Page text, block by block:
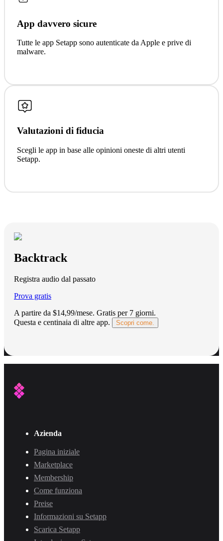
App davvero sicure
Tutte le app Setapp sono autenticate da Apple e prive di
malware.
Valutazioni di fiducia
Scegli le app in base alle opinioni oneste di altri utenti
Setapp.
Backtrack
Registra audio dal passato
Prova gratis
A partire da $14,99/mese. Gratis per 7 giorni.
Questa e centinaia di altre app.
Scopri come.
Azienda
Pagina iniziale
Marketplace
Membership
Come funziona
Preise
Informazioni su Setapp
Scarica Setapp